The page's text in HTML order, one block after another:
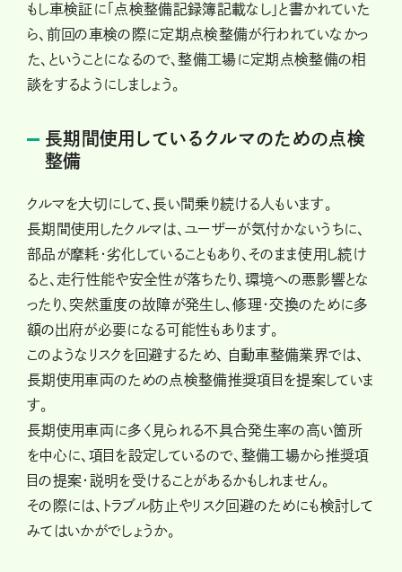
もし車検証に「点検整備記録簿記載なし」と書かれていた
ら、前回の車検の際に定期点検整備が行われていなかっ
た、ということになるので、整備工場に定期点検整備の相
談をするようにしましょう。
長期間使用しているクルマのための点検
整備
クルマを大切にして、長い間乗り続ける人もいます。
長期間使用したクルマは、ユーザーが気付かないうちに、
部品が摩耗・劣化していることもあり、そのまま使用し続け
ると、走行性能や安全性が落ちたり、環境への悪影響とな
ったり、突然重度の故障が発生し、修理・交換のために多
額の出府が必要になる可能性もあります。
このようなリスクを回避するため、 自動車整備業界では、
長期使用車両のための点検整備推奨項目を提案していま
す。
長期使用車両に多く見られる不具合発生率の高い箇所
を中心に、項目を設定しているので、整備工場から推奨項
目の提案・説明を受けることがあるかもしれません。
その際には、トラブル防止やリスク回避のためにも検討して
みてはいかがでしょうか。